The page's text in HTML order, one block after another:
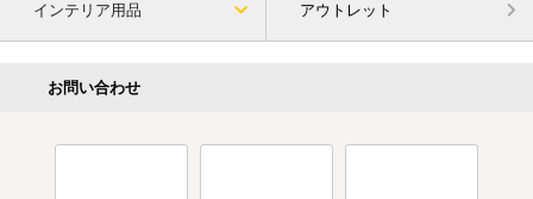
インテリア用品 アウトレット
お問い合わせ